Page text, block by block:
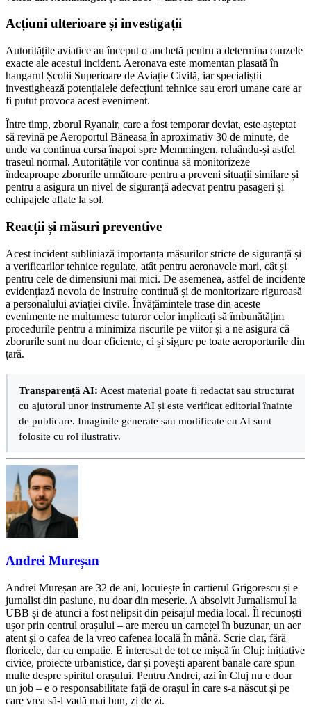
Acțiuni ulterioare și investigații
Autoritățile aviatice au început o anchetă pentru a determina cauzele
exacte ale acestui incident. Aeronava este momentan plasată în
hangarul Școlii Superioare de Aviație Civilă, iar specialiștii
investighează potențialele defecțiuni tehnice sau erori umane care ar
fi putut provoca acest eveniment.
Între timp, zborul Ryanair, care a fost temporar deviat, este așteptat
să revină pe Aeroportul Băneasa în aproximativ 30 de minute, de
unde va continua cursa înapoi spre Memmingen, reluându-și astfel
traseul normal. Autoritățile vor continua să monitorizeze
îndeaproape zborurile următoare pentru a preveni situații similare și
pentru a asigura un nivel de siguranță adecvat pentru pasageri și
echipajele aflate la sol.
Reacții și măsuri preventive
Acest incident subliniază importanța măsurilor stricte de siguranță și
a verificarilor tehnice regulate, atât pentru aeronavele mari, cât și
pentru cele de dimensiuni mai mici. De asemenea, astfel de incidente
evidențiază nevoia de instruire continuă și de monitorizare riguroasă
a personalului aviației civile. Învățămintele trase din aceste
evenimente ne mulțumesc tuturor celor implicați să îmbunătățim
procedurile pentru a minimiza riscurile pe viitor și a ne asigura că
zborurile sunt nu doar eficiente, ci și sigure pe toate aeroporturile din
țară.
Transparență AI: Acest material poate fi redactat sau structurat
cu ajutorul unor instrumente AI și este verificat editorial înainte
de publicare. Imaginile generate sau modificate cu AI sunt
folosite cu rol ilustrativ.
Andrei Mureșan
Andrei Mureșan are 32 de ani, locuiește în cartierul Grigorescu și e
jurnalist din pasiune, nu doar din meserie. A absolvit Jurnalismul la
UBB și de atunci a fost nelipsit din peisajul media local. Îl recunoști
ușor prin centrul orașului – are mereu un carnețel în buzunar, un aer
atent și o cafea de la vreo cafenea locală în mână. Scrie clar, fără
floricele, dar cu empatie. E interesat de tot ce mișcă în Cluj: inițiative
civice, proiecte urbanistice, dar și povești aparent banale care spun
multe despre spiritul orașului. Pentru Andrei, azi în Cluj nu e doar
un job – e o responsabilitate față de orașul în care s-a născut și pe
care vrea să-l vadă mai bun, zi de zi.